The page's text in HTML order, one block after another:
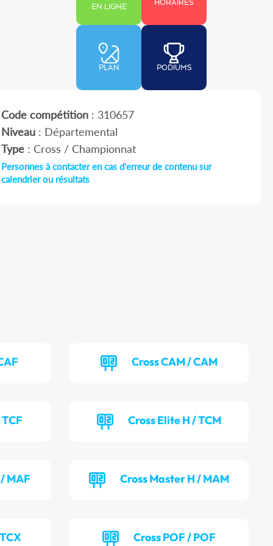
EN LIGNE
HORAIRES
PLAN PODIUMS
Code compétition: 310657
Niveau: Départemental
Type: Cross / Championnat
Personnes à contacter en cas d'erreur de contenu sur
calendrier ou résultats
Cross CAM / CAM
Cross Elite H / TCM
MAF Cross Master H / MAM
Cross POF / POF